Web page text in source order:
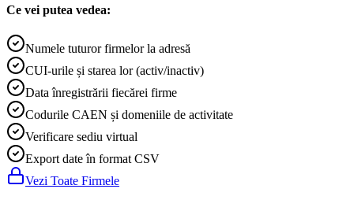
Ce vei putea vedea:
Numele tuturor firmelor la adresă
CUI-urile și starea lor (activ/inactiv)
Data înregistrării fiecărei firme
Codurile CAEN și domeniile de activitate
Verificare sediu virtual
Export date în format CSV
Vezi Toate Firmele